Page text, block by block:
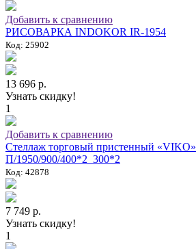
Добавить к сравнению
РИСОВАРКА INDOKOR IR-1954
Код: 25902
13 696 р.
Узнать скидку!
1
Добавить к сравнению
Стеллаж торговый пристенный «VIKO»
П/1950/900/400*2_300*2
Код: 42878
7 749 р.
Узнать скидку!
1